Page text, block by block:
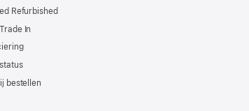
Refurbished
In
bestellen